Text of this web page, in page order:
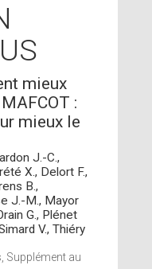
mieux
:
mieux le
J.-C.,
X., Delort F.,
B.,
J.-M., Mayor
G., Plénet
V., Thiéry
Supplément au